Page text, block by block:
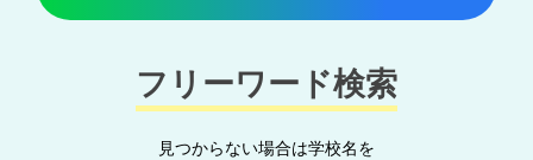
フリーワード検索
見つからない場合は学校名を